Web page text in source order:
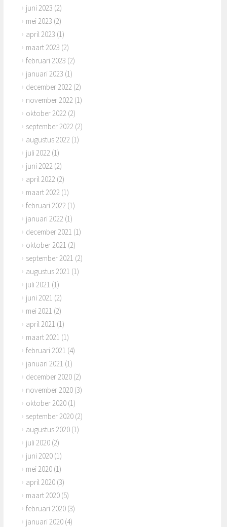
juni 2023 (2)
mei 2023 (2)
april 2023 (1)
maart 2023 (2)
februari 2023 (2)
januari 2023 (1)
december 2022 (2)
november 2022 (1)
oktober 2022 (2)
september 2022 (2)
augustus 2022 (1)
juli 2022 (1)
juni 2022 (2)
april 2022 (2)
maart 2022 (1)
februari 2022 (1)
januari 2022 (1)
december 2021 (1)
oktober 2021 (2)
september 2021 (2)
augustus 2021 (1)
juli 2021 (1)
juni 2021 (2)
mei 2021 (2)
april 2021 (1)
maart 2021 (1)
februari 2021 (4)
januari 2021 (1)
december 2020 (2)
november 2020 (3)
oktober 2020 (1)
september 2020 (2)
augustus 2020 (1)
juli 2020 (2)
juni 2020 (1)
mei 2020 (1)
april 2020 (3)
maart 2020 (5)
februari 2020 (3)
januari 2020 (4)